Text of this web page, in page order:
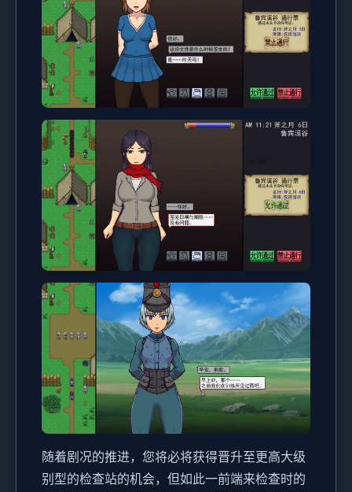
随着剧况的推进，您将必将获得晋升至更高大级
别型的检查站的机会，但如此一前端来检查时的